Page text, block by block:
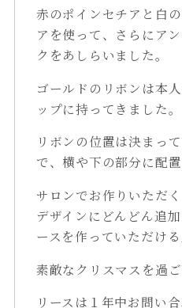
赤のポインセチアと白
アを使って、さらにア
クをあしらいました。
ゴールドのリボンは本
ップに持ってきました。
リボンの位置は決まっ
で、横や下の部分に配
サロンでお作りいただ
デザインにどんどん追
ースを作っていただける
素敵なクリスマスを過
リースは１年中お問い